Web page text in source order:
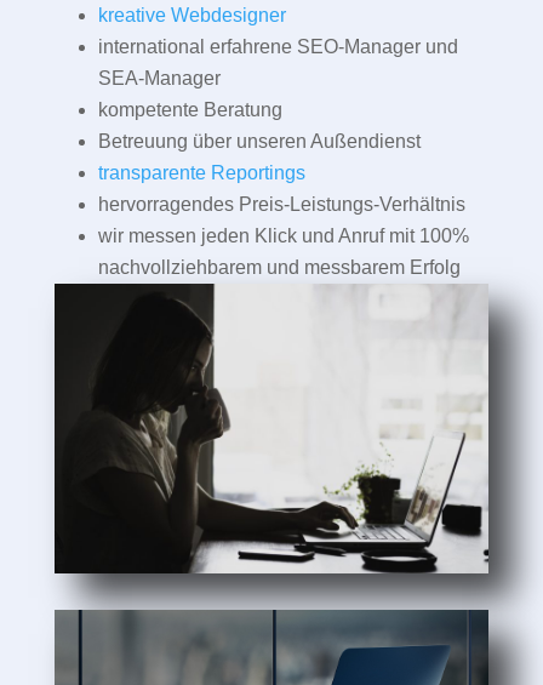
kreative Webdesigner
international erfahrene SEO-Manager und
SEA-Manager
kompetente Beratung
Betreuung über unseren Außendienst
transparente Reportings
hervorragendes Preis-Leistungs-Verhältnis
wir messen jeden Klick und Anruf mit 100%
nachvollziehbarem und messbarem Erfolg